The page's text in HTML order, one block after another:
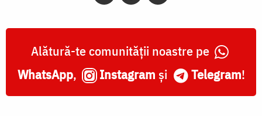
Alătură-te comunității noastre pe
WhatsApp, Instagram și Telegram!